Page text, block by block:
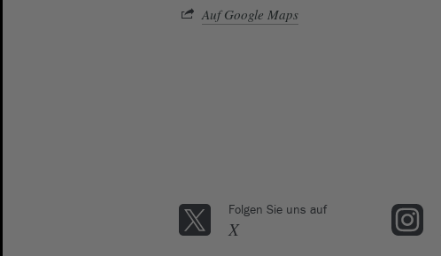
Auf Google Maps
Folgen Sie uns auf
X